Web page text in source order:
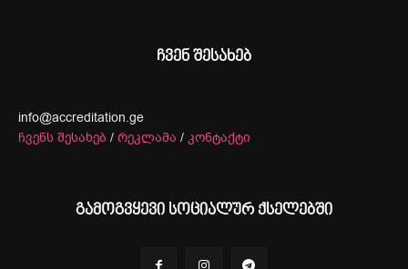
ჩვენ შესახებ
info@accreditation.ge
ჩვენს შესახებ / რეკლამა / კონტაქტი
გამოგვყევი სოციალურ ქსელებში